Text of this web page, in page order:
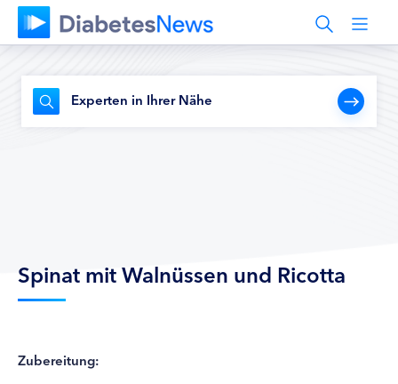
Experten in Ihrer Nähe
Spinat mit Walnüssen und Ricotta
Zubereitung: